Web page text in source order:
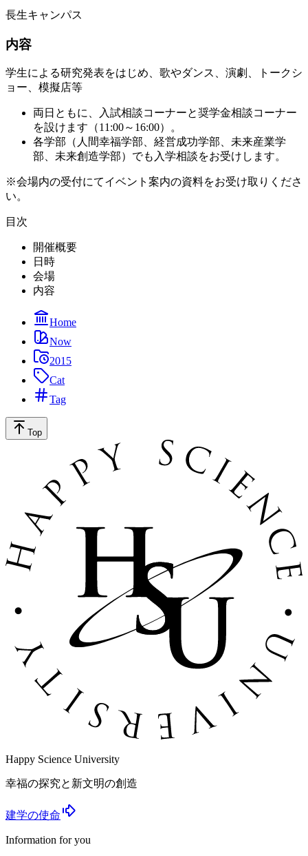
長生キャンパス
内容
学生による研究発表をはじめ、歌やダンス、演劇、トークシ
ョー、模擬店等
両日ともに、入試相談コーナーと奨学金相談コーナー
を設けます（11:00～16:00）。
各学部（人間幸福学部、経営成功学部、未来産業学
部、未来創造学部）でも入学相談をお受けします。
※会場内の受付にてイベント案内の資料をお受け取りくださ
い。
目次
開催概要
日時
会場
内容
Home
Now
2015
Cat
Tag
Top
Happy Science University
幸福の探究と新文明の創造
建学の使命
Information for you